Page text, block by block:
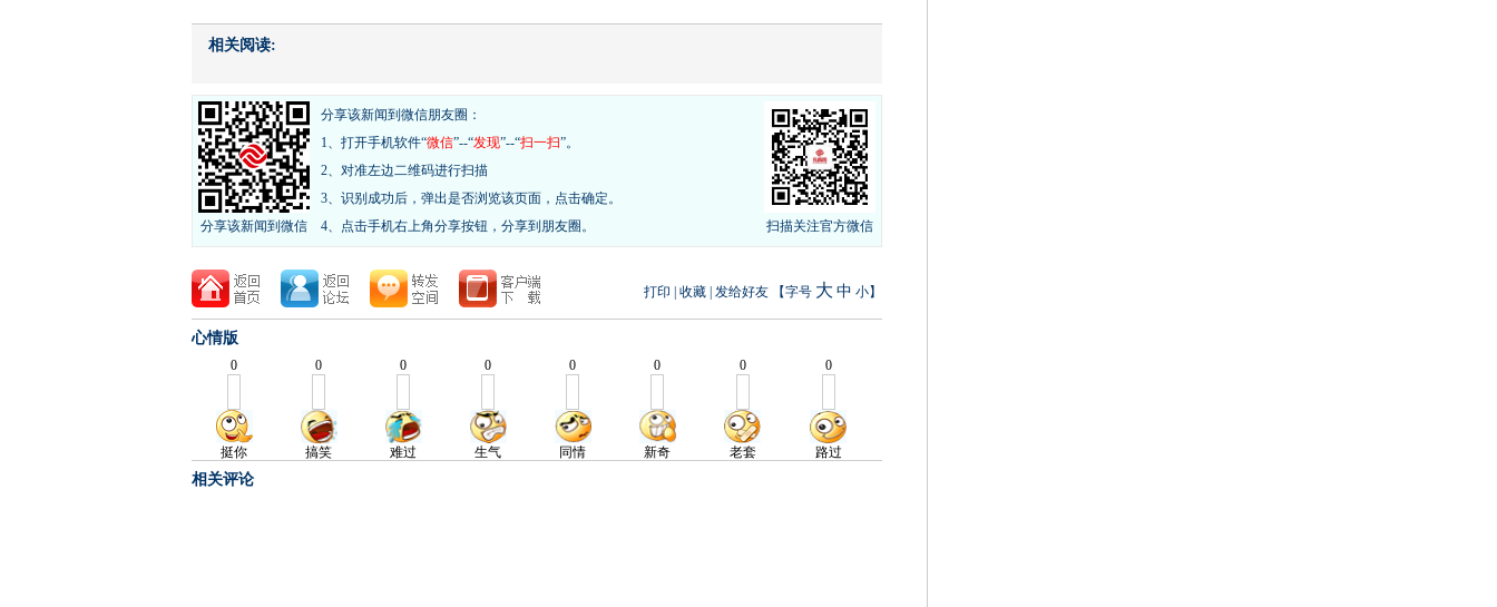
相关阅读:
扫描关注官方微信
分享该新闻到微信
分享该新闻到微信朋友圈：
1、打开手机软件“微信”--“发现”--“扫一扫”。
2、对准左边二维码进行扫描
3、识别成功后，弹出是否浏览该页面，点击确定。
4、点击手机右上角分享按钮，分享到朋友圈。
打印 收藏 发给好友 【字号 大 中 小】
心情版
相关评论